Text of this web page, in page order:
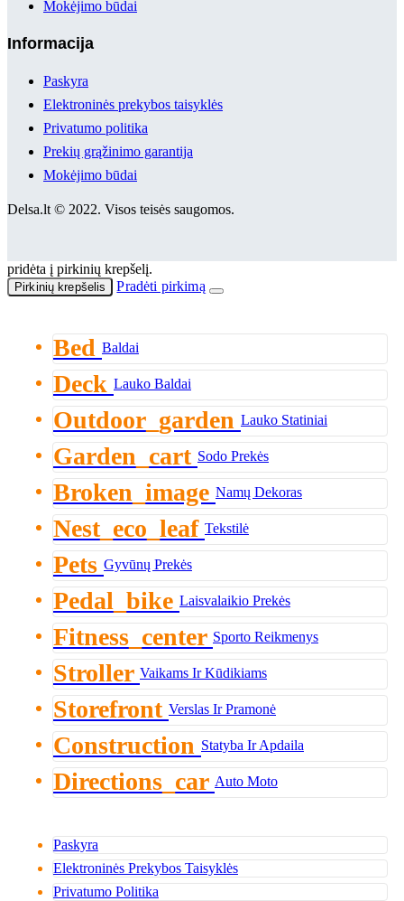
Mokėjimo būdai
Informacija
Paskyra
Elektroninės prekybos taisyklės
Privatumo politika
Prekių grąžinimo garantija
Mokėjimo būdai
Delsa.lt © 2022. Visos teisės saugomos.
pridėta į pirkinių krepšelį.
Pirkinių krepšelis Pradėti pirkimą
Bed Baldai
Deck Lauko Baldai
Outdoor_garden Lauko Statiniai
Garden_cart Sodo Prekės
Broken_image Namų Dekoras
Nest_eco_leaf Tekstilė
Pets Gyvūnų Prekės
Pedal_bike Laisvalaikio Prekės
Fitness_center Sporto Reikmenys
Stroller Vaikams Ir Kūdikiams
Storefront Verslas Ir Pramonė
Construction Statyba Ir Apdaila
Directions_car Auto Moto
Paskyra
Elektroninės Prekybos Taisyklės
Privatumo Politika